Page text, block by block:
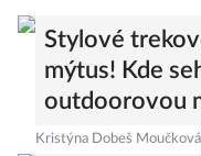
Stylové
mýtus! Kde
outdoorovou
Kristýna Dobeš Moučková